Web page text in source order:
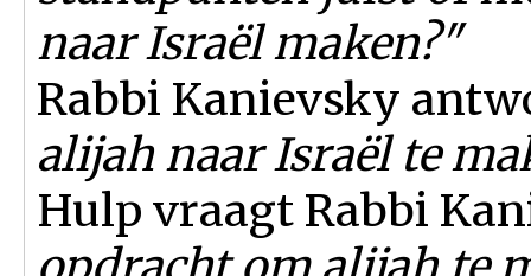
naar Israël maken?"
Rabbi Kanievsky
alijah naar Israël te
Hulp vraagt Rabbi